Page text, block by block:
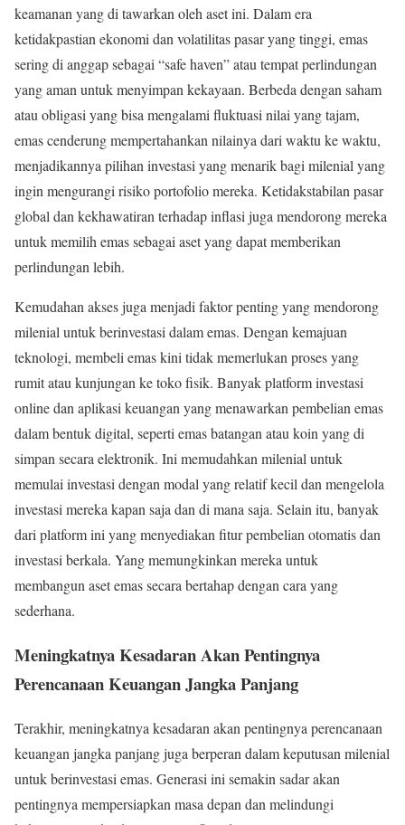
keamanan yang di tawarkan oleh aset ini. Dalam era
ketidakpastian ekonomi dan volatilitas pasar yang tinggi, emas
sering di anggap sebagai “safe haven” atau tempat perlindungan
yang aman untuk menyimpan kekayaan. Berbeda dengan saham
atau obligasi yang bisa mengalami fluktuasi nilai yang tajam,
emas cenderung mempertahankan nilainya dari waktu ke waktu,
menjadikannya pilihan investasi yang menarik bagi milenial yang
ingin mengurangi risiko portofolio mereka. Ketidakstabilan pasar
global dan kekhawatiran terhadap inflasi juga mendorong mereka
untuk memilih emas sebagai aset yang dapat memberikan
perlindungan lebih.
Kemudahan akses juga menjadi faktor penting yang mendorong
milenial untuk berinvestasi dalam emas. Dengan kemajuan
teknologi, membeli emas kini tidak memerlukan proses yang
rumit atau kunjungan ke toko fisik. Banyak platform investasi
online dan aplikasi keuangan yang menawarkan pembelian emas
dalam bentuk digital, seperti emas batangan atau koin yang di
simpan secara elektronik. Ini memudahkan milenial untuk
memulai investasi dengan modal yang relatif kecil dan mengelola
investasi mereka kapan saja dan di mana saja. Selain itu, banyak
dari platform ini yang menyediakan fitur pembelian otomatis dan
investasi berkala. Yang memungkinkan mereka untuk
membangun aset emas secara bertahap dengan cara yang
sederhana.
Meningkatnya Kesadaran Akan Pentingnya
Perencanaan Keuangan Jangka Panjang
Terakhir, meningkatnya kesadaran akan pentingnya perencanaan
keuangan jangka panjang juga berperan dalam keputusan milenial
untuk berinvestasi emas. Generasi ini semakin sadar akan
pentingnya mempersiapkan masa depan dan melindungi